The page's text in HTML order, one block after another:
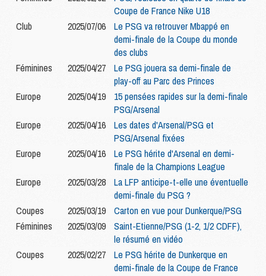
Coupe de France Nike U18
Club
2025/07/06
Le PSG va retrouver Mbappé en
demi-finale de la Coupe du monde
des clubs
Féminines
2025/04/27
Le PSG jouera sa demi-finale de
play-off au Parc des Princes
Europe
2025/04/19
15 pensées rapides sur la demi-finale
PSG/Arsenal
Europe
2025/04/16
Les dates d'Arsenal/PSG et
PSG/Arsenal fixées
Europe
2025/04/16
Le PSG hérite d'Arsenal en demi-
finale de la Champions League
Europe
2025/03/28
La LFP anticipe-t-elle une éventuelle
demi-finale du PSG ?
Coupes
2025/03/19
Carton en vue pour Dunkerque/PSG
Féminines
2025/03/09
Saint-Etienne/PSG (1-2, 1/2 CDFF),
le résumé en vidéo
Coupes
2025/02/27
Le PSG hérite de Dunkerque en
demi-finale de la Coupe de France